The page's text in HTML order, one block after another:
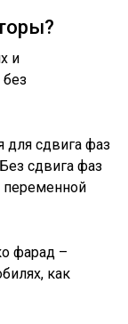
и
для сдвига фаз
сдвига фаз
переменной
фарад –
как